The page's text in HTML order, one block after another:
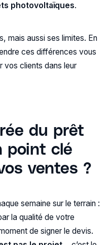
photovoltaïques.
mais aussi ses limites. En
ces différences vous
vos clients dans leur
du prêt
point clé
ventes ?
semaine sur le terrain :
la qualité de votre
de signer le devis.